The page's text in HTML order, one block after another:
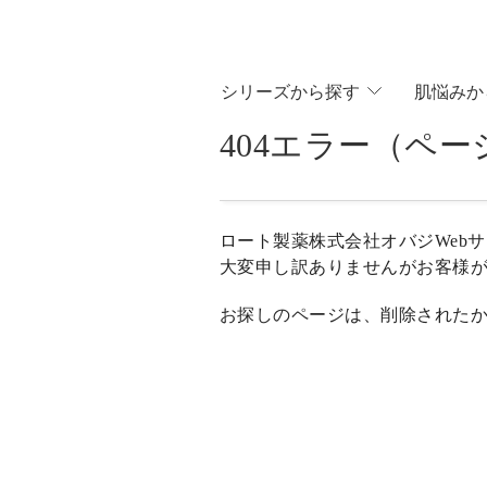
シリ ーズから探す 肌悩みか
404エラー（ペ
ロート製薬株式会社オバジWeb
大変申し訳ありませんがお客様
お探しのページは、削除された